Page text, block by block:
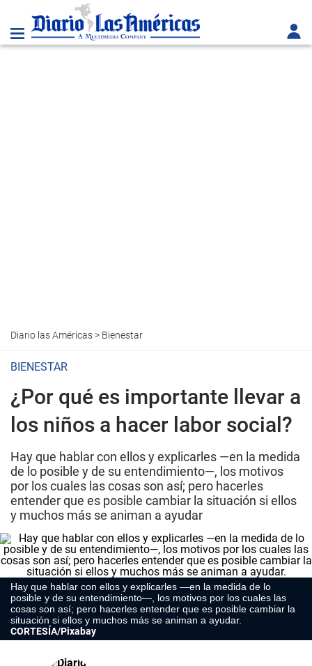
Diario las Américas> Bienestar
BIENESTAR
¿Por qué es importante llevar a
los niños a hacer labor social?
Hay que hablar con ellos y explicarles —en la medida
de lo posible y de su entendimiento—, los motivos
por los cuales las cosas son así; pero hacerles
entender que es posible cambiar la situación si ellos
y muchos más se animan a ayudar
Hay que hablar con ellos y explicarles —en la medida de lo
posible y de su entendimiento—, los motivos por los cuales las
cosas son así; pero hacerles entender que es posible cambiar la
situación si ellos y muchos más se animan a ayudar.
CORTESÍA/Pixabay